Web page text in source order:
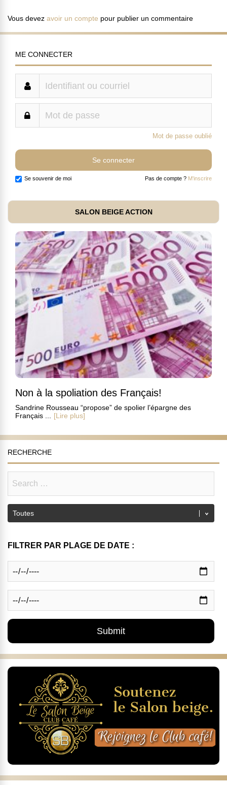
Vous devez avoir un compte pour publier un commentaire
ME CONNECTER
Mot de passe oublié
Se souvenir de moi Pas de compte ? M'inscrire
SALON BEIGE ACTION
Non à la spoliation des Français!
Sandrine Rousseau “propose” de spolier l’épargne des
Français ...
[Lire plus]
RECHERCHE
FILTRER PAR PLAGE DE DATE :